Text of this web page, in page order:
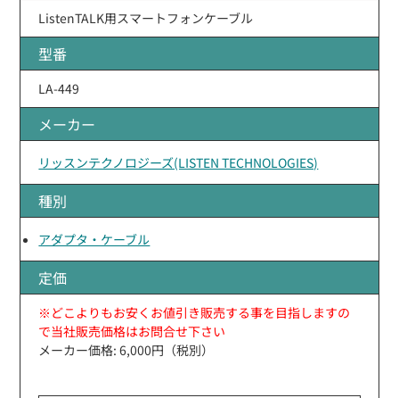
ListenTALK用スマートフォンケーブル
型番
LA-449
メーカー
リッスンテクノロジーズ(LISTEN TECHNOLOGIES)
種別
アダプタ・ケーブル
定価
※どこよりもお安くお値引き販売する事を目指しますの
で当社販売価格はお問合せ下さい
メーカー価格: 6,000円（税別）